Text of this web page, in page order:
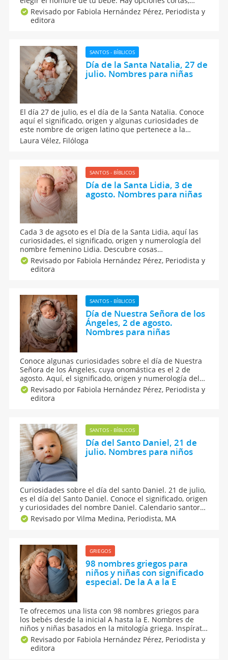
modernas, clásicas, originales y poco comunes
inspiradas en la Biblia. Aquí, el origen, significado e
historia de cada nombre bíblico para bebés.
Revisado por Fabiola Hernández Pérez, Periodista y
editora
SANTOS - BÍBLICOS
Día de la Santa Natalia, 27 de
julio. Nombres para niñas
El día 27 de julio, es el día de la Santa Natalia. Conoce
aquí el significado, origen y algunas curiosidades de
este nombre de origen latino que pertenece a la
misma familia que Navidad o Natividad. Además, te
contamos qué dice la numerología de Natalia y te
Laura Vélez, Filóloga
SANTOS - BÍBLICOS
Día de la Santa Lidia, 3 de
agosto. Nombres para niñas
Cada 3 de agsoto es el Día de la Santa Lidia, aquí las
curiosidades, el significado, origen y numerología del
nombre femenino Lidia. Descubre cosas
sorprendentes sobre el nombre de Lidia para niñas,
así como nuestras sugerencias de nombres
Revisado por Fabiola Hernández Pérez, Periodista y
editora
SANTOS - BÍBLICOS
Día de Nuestra Señora de los
Ángeles, 2 de agosto.
Nombres para niñas
Conoce algunas curiosidades sobre el día de Nuestra
Señora de los Ángeles, cuya onomástica es el 2 de
agosto. Aquí, el significado, origen y numerología del
nombre Ángeles para niñas. Si aún no te decides por
este nombre, puedes combinarlo con otros, ¡estamos
Revisado por Fabiola Hernández Pérez, Periodista y
editora
SANTOS - BÍBLICOS
Día del Santo Daniel, 21 de
julio. Nombres para niños
Curiosidades sobre el día del santo Daniel. 21 de julio,
es el día del Santo Daniel. Conoce el significado, origen
y curiosidades del nombre Daniel. Calendario santoral
de la onomástica de todos los nombres de santo.
Descubre cosas sorprendentes sobre el nombre de
Revisado por Vilma Medina, Periodista, MA
GRIEGOS
98 nombres griegos para
niños y niñas con significado
especial. De la A a la E
Te ofrecemos una lista con 98 nombres griegos para
los bebés desde la inicial A hasta la E. Nombres de
niños y niñas basados en la mitología griega. Inspírate
en esos nombres griegos para elegir el nombre de tu
bebé. Llega un momento a lo largo del embarazo que
debes decidir qué nombre pondrás a tu bebé.
Revisado por Fabiola Hernández Pérez, Periodista y
editora